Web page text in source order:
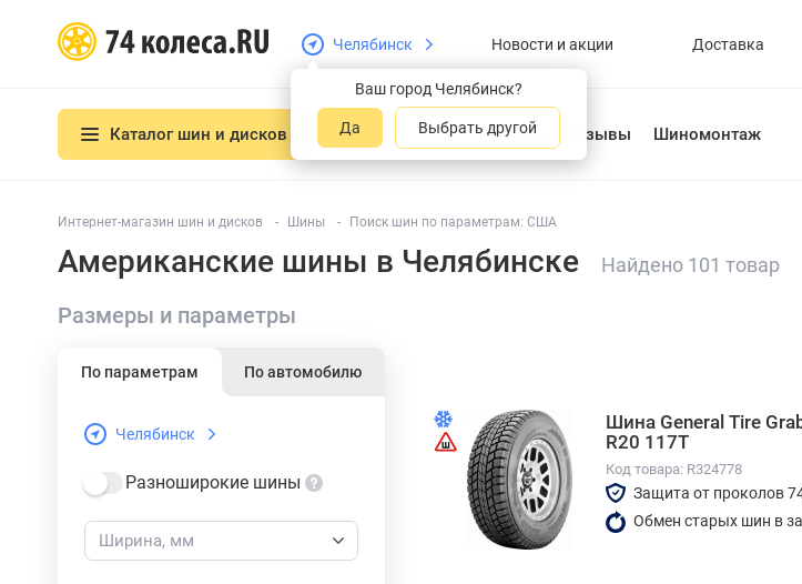
Челябинск
Ваш город Челябинск?
Да Выбрать другой
Новости и акции Доставка
Каталог шин и дисков О нас Отзывы Шиномонтаж
Интернет-магазин шин и дисков Шины Поиск шин по параметрам: США
Американские шины в Челябинске Найдено 101 товар
Размеры и параметры
По параметрам По автомобилю
Челябинск
Разноширокие шины
Ширина, мм
Шина General Tire
R20 117T
Код товара: R324778
Защита от проколов
Обмен старых шин в